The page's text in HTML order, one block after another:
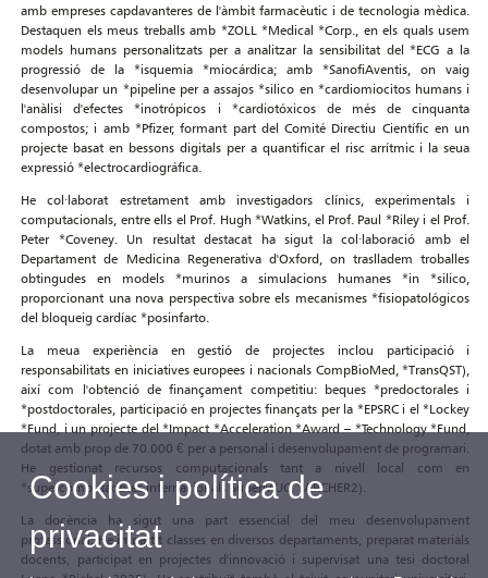
amb empreses capdavanteres de l'àmbit farmacèutic i de tecnologia mèdica.
Destaquen els meus treballs amb *ZOLL *Medical *Corp., en els quals usem
models humans personalitzats per a analitzar la sensibilitat del *ECG a la
progressió de la *isquemia *miocárdica; amb *SanofiAventis, on vaig
desenvolupar un *pipeline per a assajos*silico en *cardiomiocitos humans i
l'anàlisi d'efectes *inotrópicos i *cardiotóxicos de més de cinquanta
compostos; i amb *Pfizer, formant part del Comité Directiu Científic en un
projecte basat en bessons digitals per a quantificar el risc arrítmic i la seua
expressió *electrocardiográfica.
He col·laborat estretament amb investigadors clínics, experimentals i
computacionals, entre ells el Prof. Hugh *Watkins, el Prof. Paul *Riley i el Prof.
Peter *Coveney. Un resultat destacat ha sigut la col·laboració amb el
Departament de Medicina Regenerativa d'Oxford, on traslladem troballes
obtingudes en models *murinos a simulacions humanes *in *silico,
proporcionant una nova perspectiva sobre els mecanismes *fisiopatológicos
del bloqueig cardíac *posinfarto.
La meua experiència en gestió de projectes inclou participació i
responsabilitats en iniciatives europees i nacionals CompBioMed, *TransQST),
així com l'obtenció de finançament competitiu: beques *predoctorales i
*postdoctorales, participació en projectes finançats per la *EPSRC i el *Lockey
*Fund, i un projecte del *Impact *Acceleration *Award – *Technology *Fund,
dotat amb prop de 70.000 € per a personal i desenvolupament de programari.
He gestionat recursos computacionals tant a nivell local com en
*supercomputadores internacionals SuperMUC, *ARCHER2).
La docència ha sigut una part essencial del meu desenvolupament
professional. He impartit classes en diversos departaments, preparat materials
docents, participat en projectes d'innovació i supervisat una tesi doctoral
Cookies i política de
privacitat